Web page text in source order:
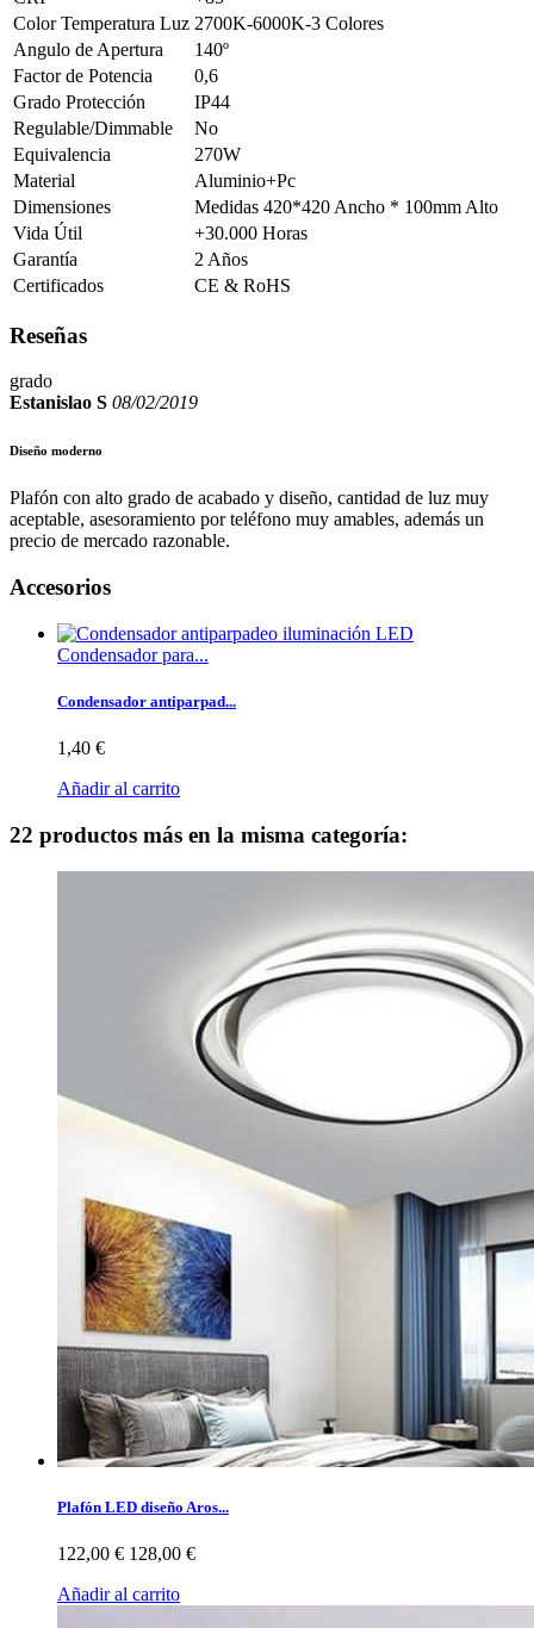
Color Temperatura Luz 2700K-6000K-3 Colores
Angulo de Apertura
140º
Factor de Potencia
0,6
Grado Protección
IP44
Regulable/Dimmable
No
Equivalencia
270W
Material
Aluminio+Pc
Dimensiones
Medidas 420*420 Ancho * 100mm Alto
Vida Útil
+30.000 Horas
Garantía
2 Años
Certificados
CE & RoHS
Reseñas
grado
Estanislao S 08/02/2019
Diseño moderno
Plafón con alto grado de acabado y diseño, cantidad de luz muy
aceptable, asesoramiento por teléfono muy amables, además un
precio de mercado razonable.
Accesorios
Condensador para...
Condensador antiparpad...
1,40 €
Añadir al carrito
22 productos más en la misma categoría:
Plafón LED diseño Aros...
122,00 € 128,00 €
Añadir al carrito